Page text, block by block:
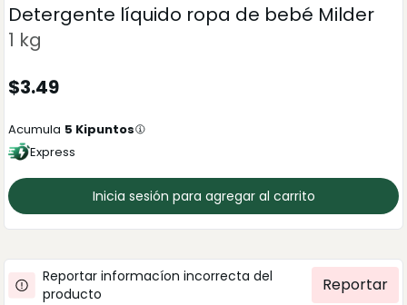
Detergente líquido ropa de bebé Milder
1 kg
$3.49
Acumula 5 Kipuntos
Express
Inicia sesión para agregar al carrito
Reportar informacíon incorrecta del
producto
Reportar